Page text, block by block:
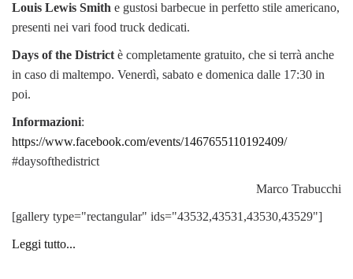
Louis Lewis Smith e gustosi barbecue in perfetto stile americano,
presenti nei vari food truck dedicati.
Days of the District è completamente gratuito, che si terrà anche
in caso di maltempo. Venerdì, sabato e domenica dalle 17:30 in
poi.
Informazioni:
https://www.facebook.com/events/1467655110192409/
#daysofthedistrict
Marco Trabucchi
[gallery type="rectangular" ids="43532,43531,43530,43529"]
Leggi tutto...